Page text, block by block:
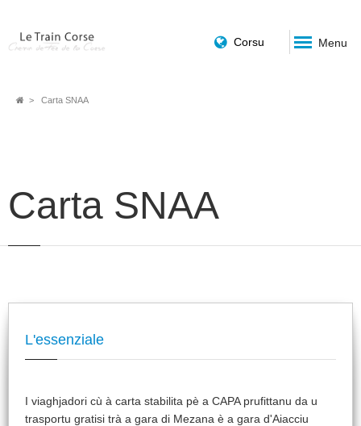
Corsu Menu
FilCarta SNAA
Carta SNAA
L'essenziale
I viaghjadori cù à carta stabilita pè a CAPA prufittanu da u
trasportu gratisi trà a gara di Mezana è a gara d'Aiacciu